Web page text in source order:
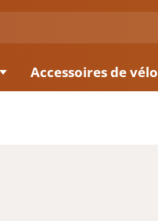
Accessoires de vélo